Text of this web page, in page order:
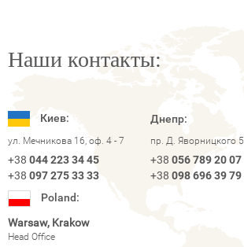
Наши контакты:
Киев:
ул. Мечникова 16, оф. 4 - 7
+38 044 223 34 45
+38 097 275 33 33
Днепр:
пр. Д. Яворницкого 5
+38 056 789 20 07
+38 098 696 39 79
Poland:
Warsaw, Krakow
Head Office